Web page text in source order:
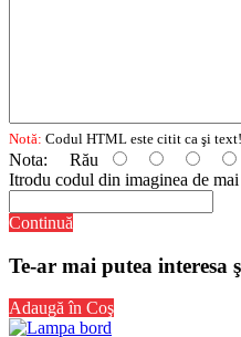
Notă: Codul HTML este citit ca şi text!
Nota: Rău
Itrodu codul din imaginea de
Continuă
Te-ar mai putea interesa
Adaugă în Coş